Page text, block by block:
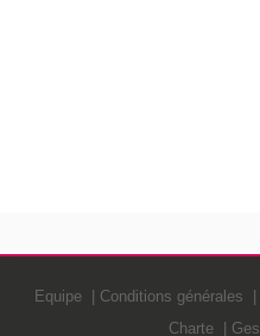
Equipe Conditions générales
Charte